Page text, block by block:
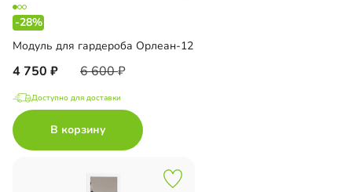
-28%
Модуль для гардероба Орлеан-12
4 750 6 600
Доступно для доставки
В корзину